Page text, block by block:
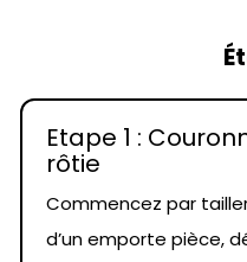
Etape 1 :
rôtie
Commencez par
d’un emporte pièce,